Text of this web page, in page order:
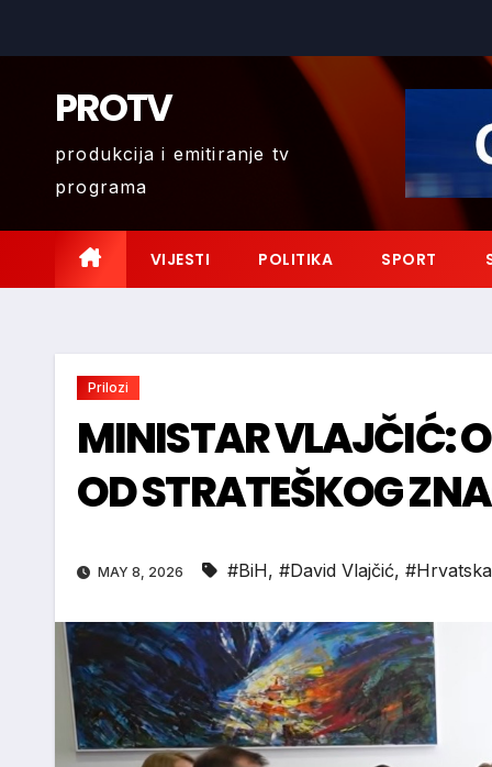
PROTV
produkcija i emitiranje tv
programa
VIJESTI POLITIKA SPORT
Prilozi
MINISTAR VLAJČIĆ:
OD STRATEŠKOG
MAY 8, 2026 #BiH, #David Vlajčić, #Hrvatska